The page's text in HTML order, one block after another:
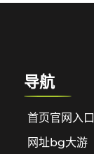
导航
首页官网入口
网址bg大游